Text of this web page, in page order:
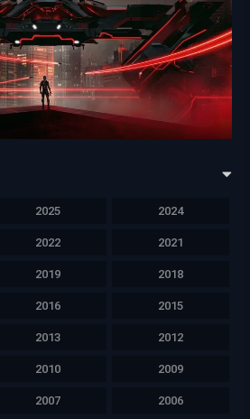
2025 2024
2022 2021
2019 2018
2016 2015
2013 2012
2010 2009
2007 2006